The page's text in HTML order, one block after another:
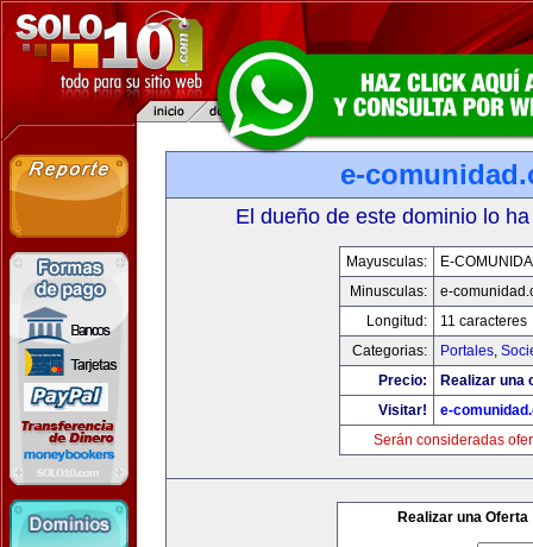
e-
El dueño de este dominio lo
Mayusculas:
E-
Minusculas:
e-
Longitud:
11 caracteres
Categorias:
Portales,
Precio:
Realizar una
Visitar!
e-
Serán consideradas
Realizar una Oferta